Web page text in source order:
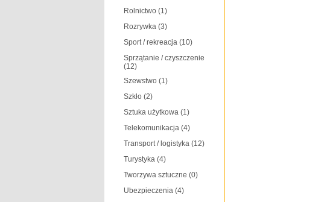
Rolnictwo (1)
Rozrywka (3)
Sport / rekreacja (10)
Sprzątanie / czyszczenie
(12)
Szewstwo (1)
Szkło (2)
Sztuka użytkowa (1)
Telekomunikacja (4)
Transport / logistyka (12)
Turystyka (4)
Tworzywa sztuczne (0)
Ubezpieczenia (4)